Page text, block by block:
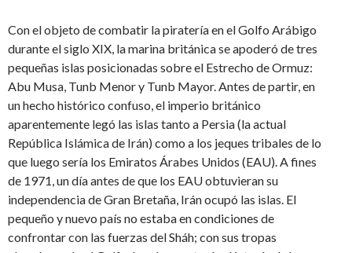
Con el objeto de combatir la piratería en el Golfo Arábigo
durante el siglo XIX, la marina británica se apoderó de tres
pequeñas islas posicionadas sobre el Estrecho de Ormuz:
Abu Musa, Tunb Menor y Tunb Mayor. Antes de partir, en
un hecho histórico confuso, el imperio británico
aparentemente legó las islas tanto a Persia (la actual
República Islámica de Irán) como a los jeques tribales de lo
que luego sería los Emiratos Árabes Unidos (EAU). A fines
de 1971, un día antes de que los EAU obtuvieran su
independencia de Gran Bretaña, Irán ocupó las islas. El
pequeño y nuevo país no estaba en condiciones de
confrontar con las fuerzas del Sháh; con sus tropas